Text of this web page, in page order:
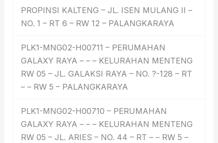
PROPINSI KALTENG – JL. ISEN MULANG II –
NO. 1 – RT 6 – RW 12 – PALANGKARAYA
PLK1-MNG02-H00711 – PERUMAHAN
GALAXY RAYA – – – KELURAHAN MENTENG
RW 05 – JL. GALAKSI RAYA – NO. ?-128 – RT
– – RW 5 – PALANGKARAYA
PLK1-MNG02-H00710 – PERUMAHAN
GALAXY RAYA – – – KELURAHAN MENTENG
RW 05 – JL. ARIES – NO. 44 – RT – – RW 5 –